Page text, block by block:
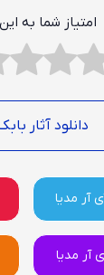
امتیاز شما به
دانلود آثار
آر مدیا
آر مدیا